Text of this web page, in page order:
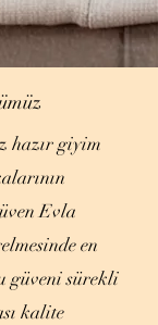
hazır giyim
Evla
en
güveni sürekli
kalite